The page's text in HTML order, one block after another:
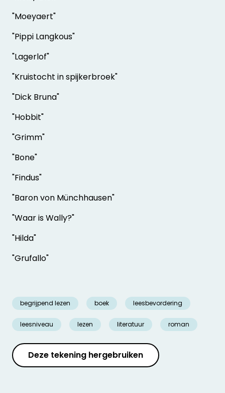
"Moeyaert"
"Pippi Langkous"
"Lagerlof"
"Kruistocht in spijkerbroek"
"Dick Bruna"
"Hobbit"
"Grimm"
"Bone"
"Findus"
"Baron von Münchhausen"
"Waar is Wally?"
"Hilda"
"Grufallo"
begrijpend lezen boek leesbevordering
leesniveau lezen literatuur roman
Deze tekening hergebruiken